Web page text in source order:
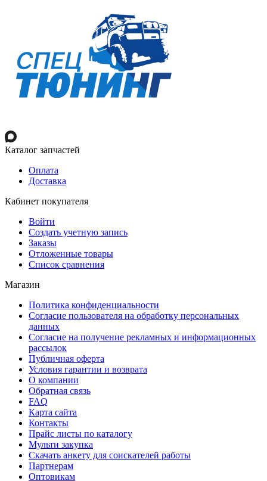
Каталог запчастей
Оплата
Доставка
Кабинет покупателя
Войти
Создать учетную запись
Заказы
Отложенные товары
Список сравнения
Магазин
Политика конфиденциальности
Согласие пользователя на обработку персональных
данных
Согласие на получение рекламных и информационных
рассылок
Публичная оферта
Условия гарантии и возврата
О компании
Обратная связь
FAQ
Карта сайта
Контакты
Прайс листы по каталогу
Мульти закупка
Скачать анкету для соискателей работы
Партнерам
Оптовикам